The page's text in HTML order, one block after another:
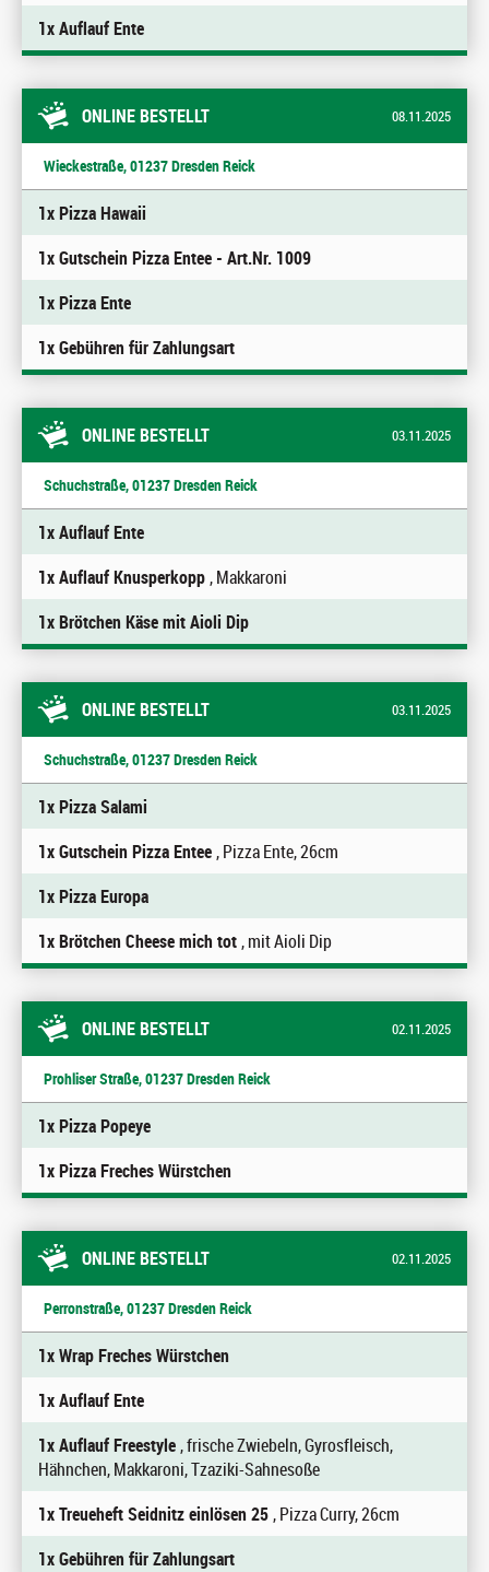
1x Auflauf Ente
ONLINE BESTELLT 08.11.2025
Wieckestraße, 01237 Dresden Reick
1x Pizza Hawaii
1x Gutschein Pizza Entee - Art.Nr. 1009
1x Pizza Ente
1x Gebühren für Zahlungsart
ONLINE BESTELLT 03.11.2025
Schuchstraße, 01237 Dresden Reick
1x Auflauf Ente
1x Auflauf Knusperkopp, Makkaroni
1x Brötchen Käse mit Aioli Dip
ONLINE BESTELLT 03.11.2025
Schuchstraße, 01237 Dresden Reick
1x Pizza Salami
1x Gutschein Pizza Entee, Pizza Ente, 26cm
1x Pizza Europa
1x Brötchen Cheese mich tot, mit Aioli Dip
ONLINE BESTELLT 02.11.2025
Prohliser Straße, 01237 Dresden Reick
1x Pizza Popeye
1x Pizza Freches Würstchen
ONLINE BESTELLT 02.11.2025
Perronstraße, 01237 Dresden Reick
1x Wrap Freches Würstchen
1x Auflauf Ente
1x Auflauf Freestyle, frische Zwiebeln, Gyrosfleisch,
Hähnchen, Makkaroni, Tzaziki-Sahnesoße
1x Treueheft Seidnitz einlösen 25, Pizza Curry, 26cm
1x Gebühren für Zahlungsart